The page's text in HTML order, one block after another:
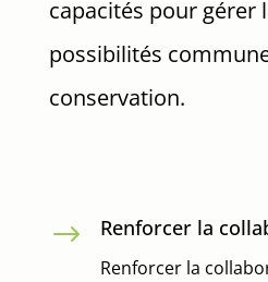
capacités pour gérer
possibilités
conservation.
$ Renforcer la
Renforcer la